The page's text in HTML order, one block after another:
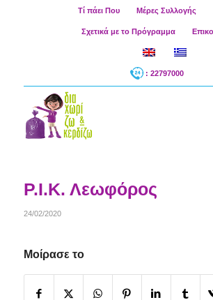
Τί πάει Που Μέρες Συλλογής
Σχετικά με το Πρόγραμμα
: 22797000
Ρ.Ι.Κ. Λεωφόρος
24/02/2020
Μοίρασε το